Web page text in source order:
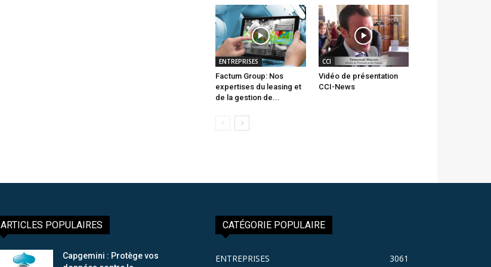
ENTREPRISES
Factum Group: Nos
expertises du leasing et
de la gestion de...
CCI
Vidéo de présentation
CCI-News
ARTICLES POPULAIRES
Capgemini : Protège vos
CATÉGORIE POPULAIRE
ENTREPRISES 3061